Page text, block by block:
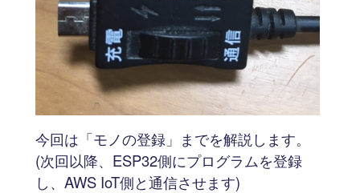
今回は「モノの登録」までを解説します。
(次回以降、ESP32側にプログラムを登録
し、AWS IoT側と通信させます)